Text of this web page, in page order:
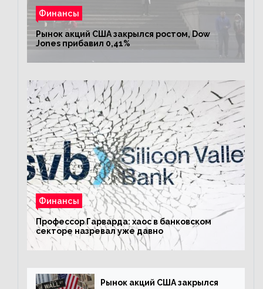
Финансы
Рынок акций США закрылся ростом, Dow
Jones прибавил 0,41%
Финансы
Профессор Гарварда: хаос в банковском
секторе назревал уже давно
Рынок акций США закрылся